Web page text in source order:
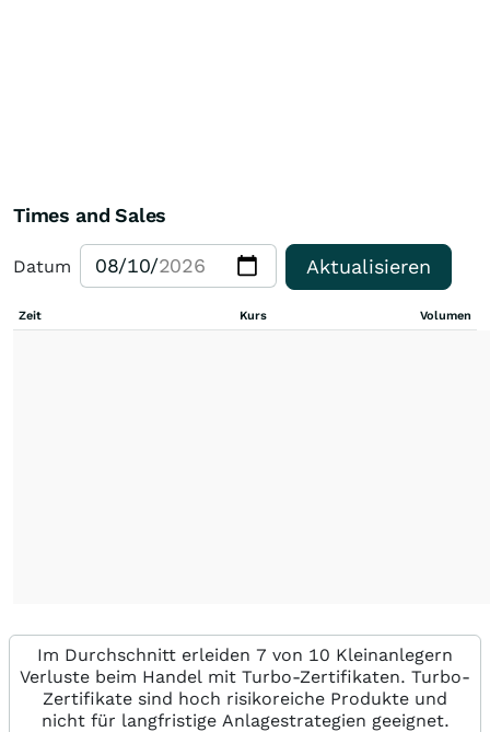
Times and Sales
Datum Aktualisieren
Zeit Kurs Volumen
Im Durchschnitt erleiden 7 von 10 Kleinanlegern
Verluste beim Handel mit Turbo-Zertifikaten. Turbo-
Zertifikate sind hoch risikoreiche Produkte und
nicht für langfristige Anlagestrategien geeignet.